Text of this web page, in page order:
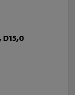
D15,0